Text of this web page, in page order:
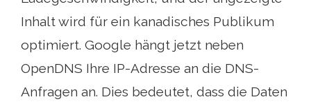
Inhalt wird für ein kanadisches Publikum
optimiert. Google hängt jetzt neben
OpenDNS Ihre IP-Adresse an die DNS-
Anfragen an. Dies bedeutet, dass die Daten